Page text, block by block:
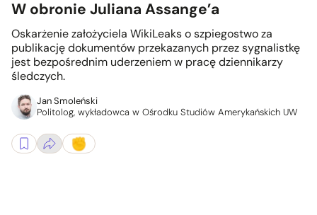
W obronie Juliana Assange’a
Oskarżenie założyciela WikiLeaks o szpiegostwo za
publikację dokumentów przekazanych przez sygnalistkę
jest bezpośrednim uderzeniem w pracę dziennikarzy
śledczych.
Jan Smoleński
Politolog, wykładowca w Ośrodku Studiów Amerykańskich UW